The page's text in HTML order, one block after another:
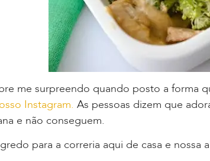
me surpreendo quando posto a forma
Instagram. As pessoas dizem que
e não conseguem.
para a correria aqui de casa e nossa